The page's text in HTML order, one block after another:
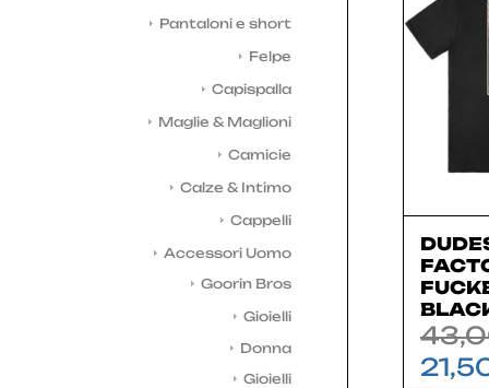
Pantaloni e short
Felpe
Capispalla
Maglie & Maglioni
Camicie
Calze & Intimo
Cappelli
Accessori Uomo
Goorin Bros
Gioielli
Donna
Gioielli